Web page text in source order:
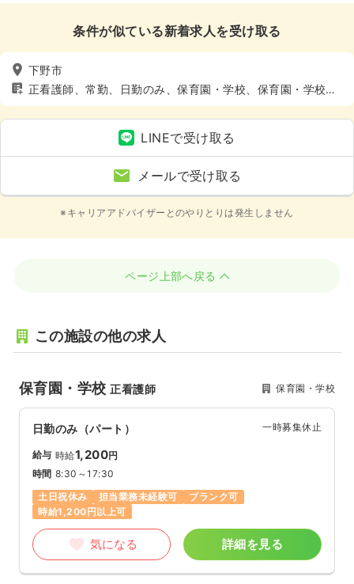
条件が似ている新着求人を受け取る
下野市
正看護師、常勤、日勤のみ、保育園・学校、保育園・学校、
4週8休以上
LINEで受け取る
メールで受け取る
※キャリアアドバイザーとのやりとりは発生しません
ページ上部へ戻る
この施設の他の求人
保育園・学校正看護師 保育園・学校
日勤のみ（パート） 一時募集休止
給与 時給1,200円
時間 8:30～17:30
土日祝休み
担当業務未経験可
ブランク可
時給1,200円以上可
気になる 詳細を見る